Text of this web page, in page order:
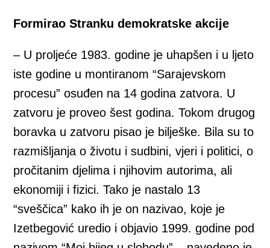
Formirao Stranku demokratske akcije
– U proljeće 1983. godine je uhapšen i u ljeto
iste godine u montiranom “Sarajevskom
procesu” osuđen na 14 godina zatvora. U
zatvoru je proveo šest godina. Tokom drugog
boravka u zatvoru pisao je bilješke. Bila su to
razmišljanja o životu i sudbini, vjeri i politici, o
pročitanim djelima i njihovim autorima, ali
ekonomiji i fizici. Tako je nastalo 13
“sveščica” kako ih je on nazivao, koje je
Izetbegović uredio i objavio 1999. godine pod